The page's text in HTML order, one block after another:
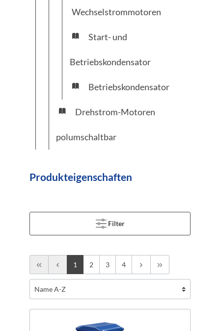
Wechselstrommotoren
Start- und
Betriebskondensator
Betriebskondensator
Drehstrom-Motoren
polumschaltbar
Produkteigenschaften
Filter
1 2 3 4